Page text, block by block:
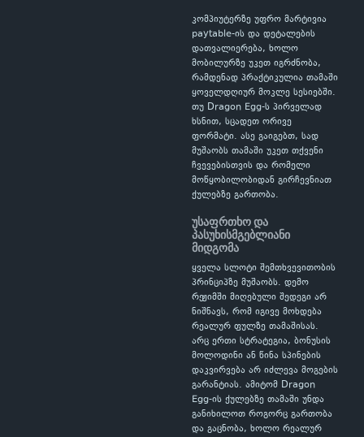
კომპიუტერზე უფრო მარტივია
paytable-ის და დეტალების
დათვალიერება, ხოლო
მობილურზე უკეთ იგრძნობა,
რამდენად პრაქტიკულია თამაში
ყოველდღიურ მოკლე სესიებში.
თუ Dragon Egg-ს პირველად
ხსნით, სცადეთ ორივე
ფორმატი. ასე გაიგებთ, სად
მუშაობს თამაში უკეთ თქვენი
ჩვევებისთვის და რომელი
მოწყობილობიდან გირჩევნიათ
ქულებზე გართობა.
უსაფრთხო და
პასუხისმგებლიანი
მიდგომა
ყველა სლოტი შემთხვევითობის
პრინციპზე მუშაობს. დემო
რეჟიმში მიღებული შედეგი არ
ნიშნავს, რომ იგივე მოხდება
რეალურ ფულზე თამაშისას.
არც ერთი სტრატეგია, ბონუსის
მოლოდინი ან წინა სპინების
დაკვირვება არ იძლევა მოგების
გარანტიას. ამიტომ Dragon
Egg-ის ქულებზე თამაში უნდა
განიხილოთ როგორც გართობა
და გაცნობა, ხოლო რეალურ